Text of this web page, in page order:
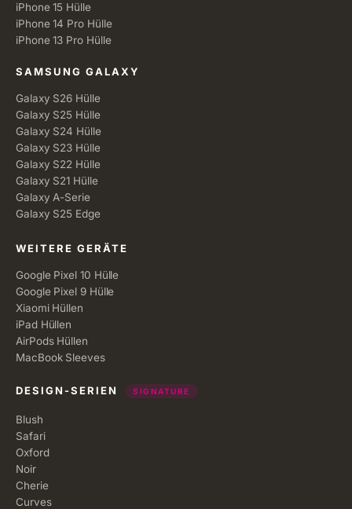
iPhone 15 Hülle
iPhone 14 Pro Hülle
iPhone 13 Pro Hülle
SAMSUNG GALAXY
Galaxy S26 Hülle
Galaxy S25 Hülle
Galaxy S24 Hülle
Galaxy S23 Hülle
Galaxy S22 Hülle
Galaxy S21 Hülle
Galaxy A-Serie
Galaxy S25 Edge
WEITERE GERÄTE
Google Pixel 10 Hülle
Google Pixel 9 Hülle
Xiaomi Hüllen
iPad Hüllen
AirPods Hüllen
MacBook Sleeves
DESIGN-SERIEN SIGNATURE
Blush
Safari
Oxford
Noir
Cherie
Curves